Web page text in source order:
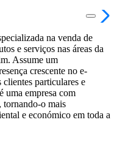
na venda de
e serviços nas áreas da
Assume um
crescente no e-
particulares e
uma empresa com
o mais
e económico em toda a